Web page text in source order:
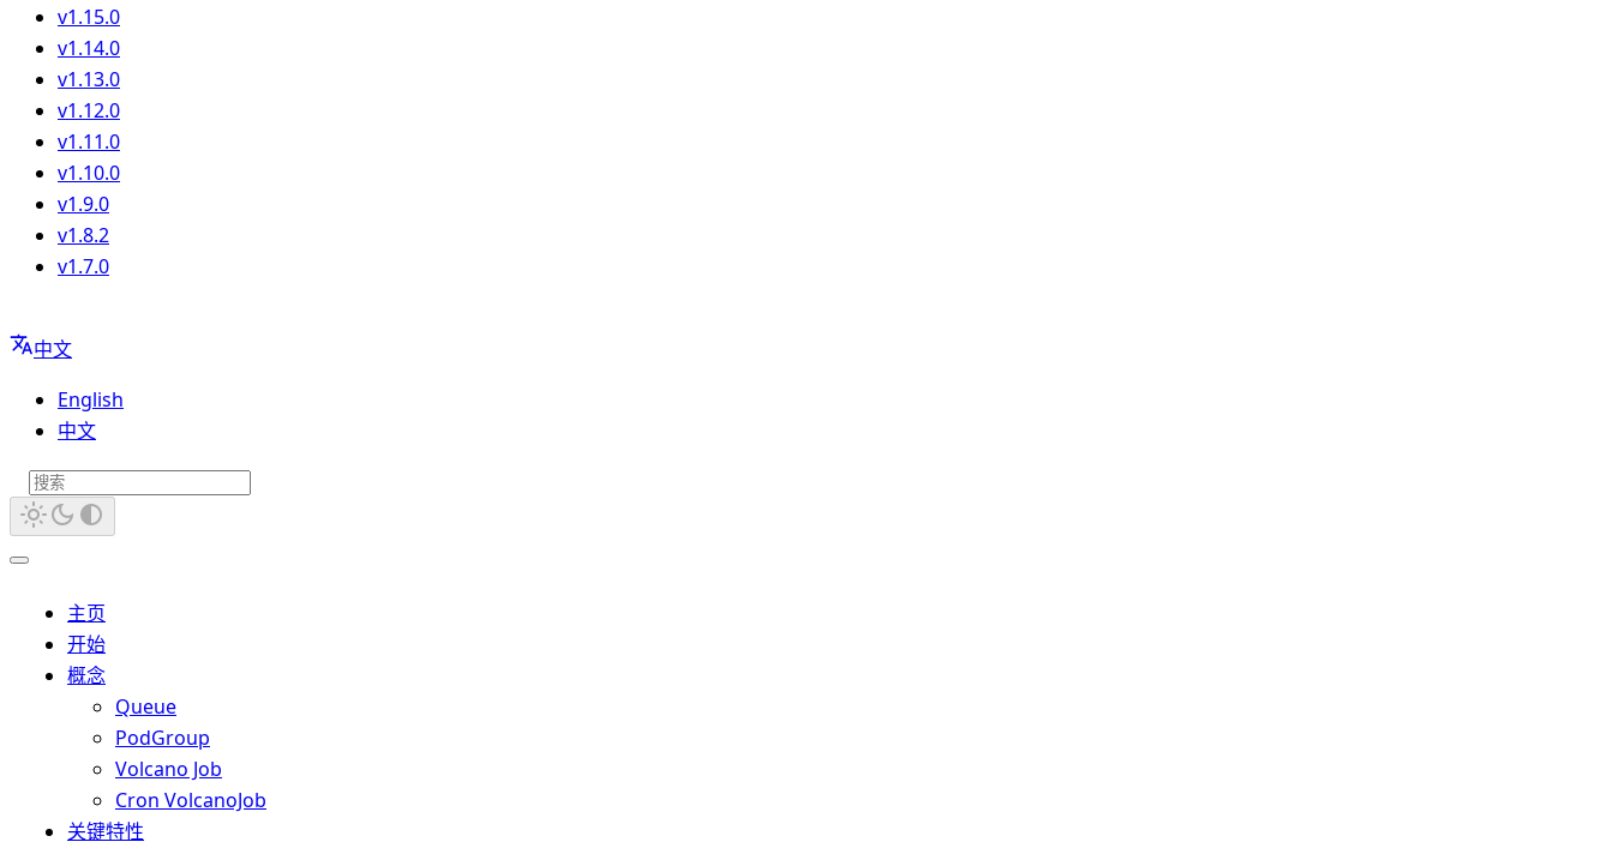
v1.15.0
v1.14.0
v1.13.0
v1.12.0
v1.11.0
v1.10.0
v1.9.0
v1.8.2
v1.7.0
中文
English
中文
主页
开始
概念
Queue
PodGroup
Volcano Job
Cron VolcanoJob
关键特性